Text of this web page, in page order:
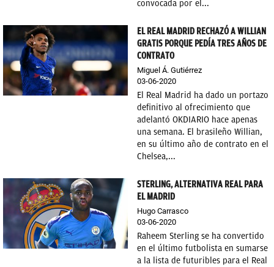
convocada por el...
EL REAL MADRID RECHAZÓ A WILLIAN
GRATIS PORQUE PEDÍA TRES AÑOS DE
CONTRATO
Miguel Á. Gutiérrez
03-06-2020
El Real Madrid ha dado un portazo
definitivo al ofrecimiento que
adelantó OKDIARIO hace apenas
una semana. El brasileño Willian,
en su último año de contrato en el
Chelsea,...
STERLING, ALTERNATIVA REAL PARA
EL MADRID
Hugo Carrasco
03-06-2020
Raheem Sterling se ha convertido
en el último futbolista en sumarse
a la lista de futuribles para el Real